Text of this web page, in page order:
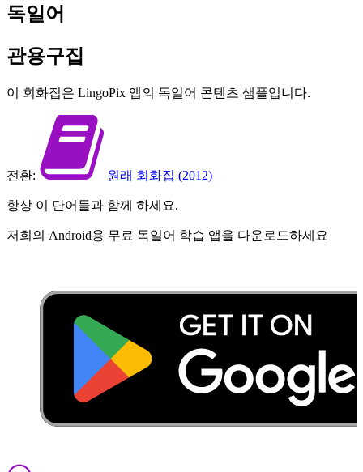
독일어
관용구집
이 회화집은 LingoPix 앱의 독일어 콘텐츠 샘플입니다.
전환: 원래 회화집 (2012)
항상 이 단어들과 함께 하세요.
저희의 Android용 무료 독일어 학습 앱을 다운로드하세요